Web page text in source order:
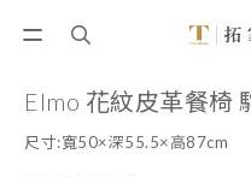
Elmo 花紋皮革餐椅
尺寸:寬50×深55.5×高87cm